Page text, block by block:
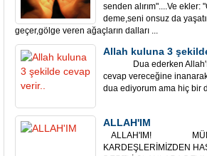
senden alırım"....Ve ekler:
deme,seni onsuz da
geçer,gölge veren ağaçların dalları ...
Allah kuluna 3
Dua ederken Allah'ın
cevap vereceğine
dua ediyorum ama hiç bir
ALLAH'IM
ALLAH'IM!
KARDEŞLERİMİZDEN